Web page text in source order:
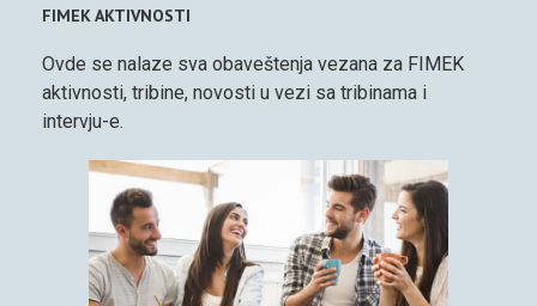
FIMEK AKTIVNOSTI
Ovde se nalaze sva obaveštenja vezana za FIMEK
aktivnosti, tribine, novosti u vezi sa tribinama i
intervju-e.